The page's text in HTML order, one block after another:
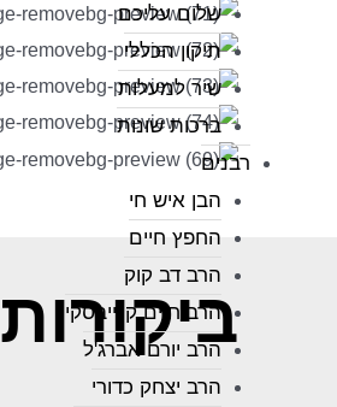
שלום עליכם
תיקון הכללי
שיר למעלות
ברכות שונות
רבנים
הבן איש חי
החפץ חיים
הרב דב קוק
הרב חיים קנייבסקי
הרב יורם אברג'ל
הרב יצחק כדורי
ביקורות